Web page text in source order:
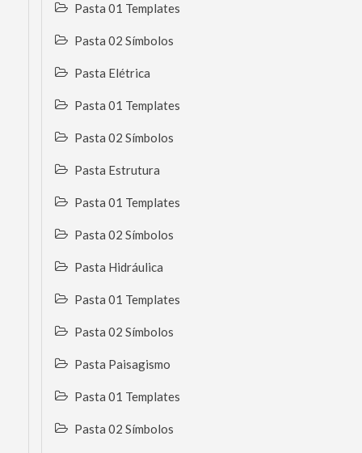
Pasta 01 Templates
Pasta 02 Símbolos
Pasta Elétrica
Pasta 01 Templates
Pasta 02 Símbolos
Pasta Estrutura
Pasta 01 Templates
Pasta 02 Símbolos
Pasta Hidráulica
Pasta 01 Templates
Pasta 02 Símbolos
Pasta Paisagismo
Pasta 01 Templates
Pasta 02 Símbolos